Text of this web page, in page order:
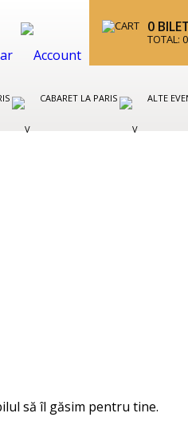
0
TOTAL: 0
CABARET LA PARIS ALTE
să îl găsim pentru tine.